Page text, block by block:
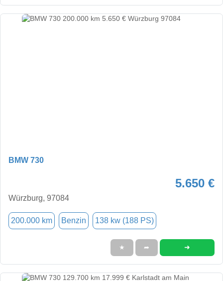
BMW 730
5.650 €
Würzburg, 97084
200.000 km Benzin 138 kw (188 PS)
★ ➦ ➜